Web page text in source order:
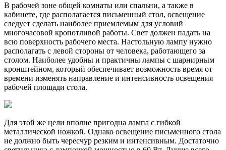
В рабочей зоне общей комнаты или спальни, а также в
кабинете, где располагается письменный стол, освещение
следует сделать наиболее приемлемым для условий
многочасовой кропотливой работы. Свет должен падать на
всю поверхность рабочего места. Настольную лампу нужно
располагать с левой стороны от человека, работающего за
столом. Наиболее удобны и практичны лампы с шарнирным
кронштейном, который обеспечивает возможность время от
времени изменять направление и интенсивность освещения
рабочей площади стола.
Для этой же цели вполне пригодна лампа с гибкой
металлической ножкой. Однако освещение письменного стола
не должно быть чересчур резким и интенсивным. Достаточно